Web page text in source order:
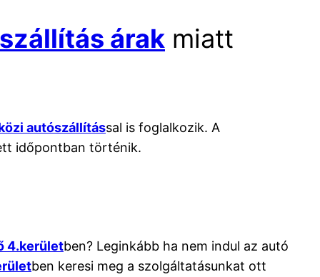
árak miatt
autószállítással is foglalkozik. A
időpontban történik.
4.kerületben? Leginkább ha nem indul az autó
ben keresi meg a szolgáltatásunkat ott